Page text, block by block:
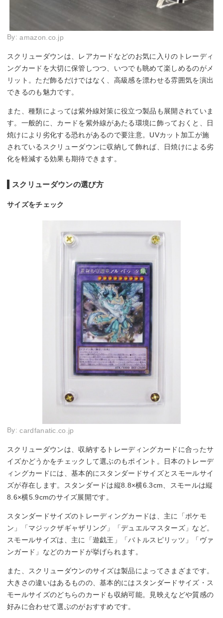
By:amazon.co.jp
スクリューダウンは、レアカードなどのお気に入りのトレーディ
ングカードを大切に保管しつつ、いつでも眺めて楽しめるのがメ
リット。ただ飾るだけではなく、高級感を漂わせる雰囲気を演出
できるのも魅力です。
また、種類によっては紫外線対策に役立つ製品も展開されていま
す。一般的に、カードを紫外線があたる環境に飾っておくと、日
焼けにより劣化する恐れがあるので要注意。UVカット加工が施
されているスクリューダウンに収納して飾れば、日焼けによる劣
化を軽減する効果も期待できます。
スクリューダウンの選び方
サイズをチェック
By:cardfanatic.co.jp
スクリューダウンは、収納するトレーディングカードに合ったサ
イズかどうかをチェックして選ぶのもポイント。日本のトレーデ
ィングカードには、基本的にスタンダードサイズとスモールサイ
ズが存在します。スタンダードは縦8.8×横6.3cm、スモールは縦
8.6×横5.9cmのサイズ展開です。
スタンダードサイズのトレーディングカードは、主に「ポケモ
ン」「マジックザギャザリング」「デュエルマスターズ」など。
スモールサイズは、主に「遊戯王」「バトルスピリッツ」「ヴァ
ンガード」などのカードが挙げられます。
また、スクリューダウンのサイズは製品によってさまざまです。
大きさの違いはあるものの、基本的にはスタンダードサイズ・ス
モールサイズのどちらのカードも収納可能。見映えなどや質感の
好みに合わせて選ぶのがおすすめです。